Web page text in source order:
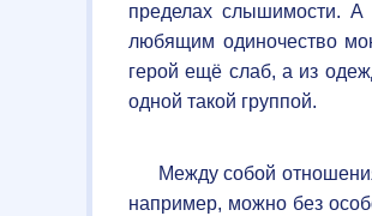
пределах слышимости. А
любящим одиночество
герой ещё слаб, а из
одной такой группой.
Между собой
например, можно без